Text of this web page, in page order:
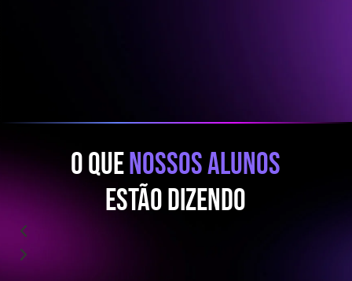
O QueNossos Alunos
Estão Dizendo